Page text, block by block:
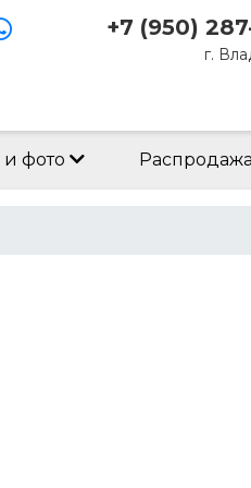
+7 (950)
г.
фото Распродажа